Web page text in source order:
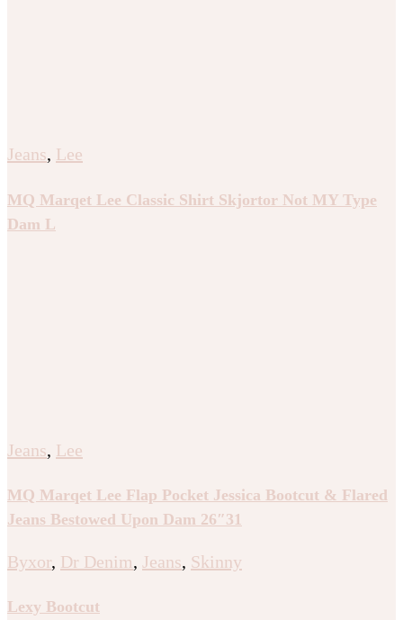
Jeans, Lee
MQ Marqet Lee Classic Shirt Skjortor Not MY Type
Dam L
Jeans, Lee
MQ Marqet Lee Flap Pocket Jessica Bootcut & Flared
Jeans Bestowed Upon Dam 26″31
Byxor, Dr Denim, Jeans, Skinny
Lexy Bootcut